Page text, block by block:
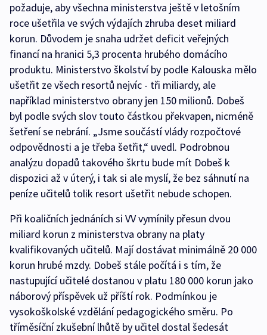
požaduje, aby všechna ministerstva ještě v letošním
roce ušetřila ve svých výdajích zhruba deset miliard
korun. Důvodem je snaha udržet deficit veřejných
financí na hranici 5,3 procenta hrubého domácího
produktu. Ministerstvo školství by podle Kalouska mělo
ušetřit ze všech resortů nejvíc - tři miliardy, ale
například ministerstvo obrany jen 150 milionů. Dobeš
byl podle svých slov touto částkou překvapen, nicméně
šetření se nebrání. „Jsme součástí vlády rozpočtové
odpovědnosti a je třeba šetřit,“ uvedl. Podrobnou
analýzu dopadů takového škrtu bude mít Dobeš k
dispozici až v úterý, i tak si ale myslí, že bez sáhnutí na
peníze učitelů tolik resort ušetřit nebude schopen.
Při koaličních jednáních si VV vymínily přesun dvou
miliard korun z ministerstva obrany na platy
kvalifikovaných učitelů. Mají dostávat minimálně 20 000
korun hrubé mzdy. Dobeš stále počítá i s tím, že
nastupující učitelé dostanou v platu 180 000 korun jako
náborový příspěvek už příští rok. Podmínkou je
vysokoškolské vzdělání pedagogického směru. Po
tříměsíční zkušební lhůtě by učitel dostal šedesát